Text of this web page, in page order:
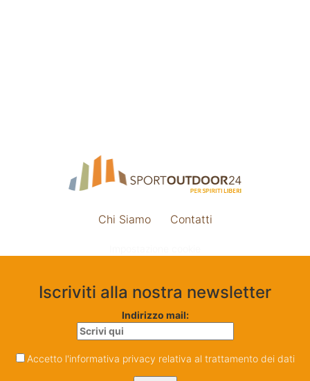
Chi Siamo Contatti
Iscriviti alla nostra newsletter
Indirizzo mail:
Accetto l'informativa privacy relativa al trattamento dei dati